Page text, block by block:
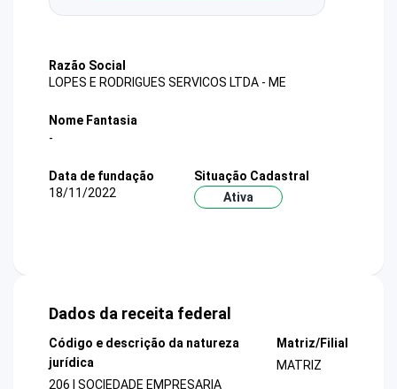
Razão Social
LOPES E RODRIGUES SERVICOS LTDA - ME
Nome Fantasia
-
Data de fundação
18/11/2022
Situação Cadastral
Ativa
Dados da receita federal
Código e descrição da natureza
jurídica
206 | SOCIEDADE EMPRESARIA
Matriz/Filial
MATRIZ